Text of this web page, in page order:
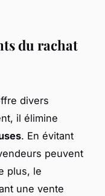
du rachat
divers
il élimine
. En évitant
peuvent
plus, le
une vente